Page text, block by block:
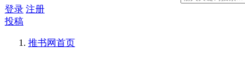
登录 注册
投稿
推书网首页